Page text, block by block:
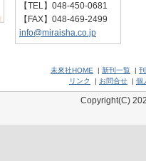
【TEL】048-450-0681
【FAX】048-469-2499
info@miraisha.co.jp
未來社HOME | 新刊一覧 |
リンク
| お問合せ | 個
Copyright(C)